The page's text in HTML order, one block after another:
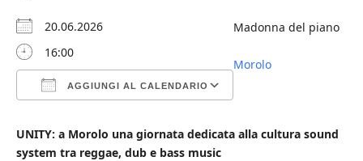
20.06.2026
16:00
AGGIUNGI AL CALENDARIO
Madonna del piano
Morolo
UNITY: a Morolo una giornata dedicata alla cultura sound
system tra reggae, dub e bass music